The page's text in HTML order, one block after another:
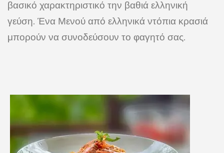
βασικό χαρακτηριστικό την βαθιά ελληνική
γεύση. Ένα Μενού από ελληνικά ντόπια κρασιά
μπορούν να συνοδεύσουν το φαγητό σας.